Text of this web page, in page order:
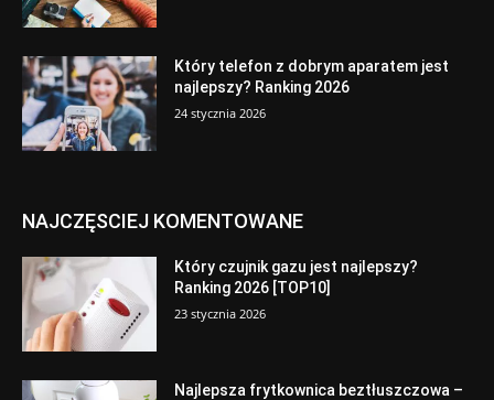
Który telefon z dobrym aparatem jest
najlepszy? Ranking 2026
24 stycznia 2026
NAJCZĘSCIEJ KOMENTOWANE
Który czujnik gazu jest najlepszy?
Ranking 2026 [TOP10]
23 stycznia 2026
Najlepsza frytkownica beztłuszczowa –